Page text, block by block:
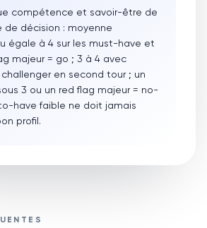
compétence et savoir-être de
de décision : moyenne
égale à 4 sur les must-have et
majeur = go ; 3 à 4 avec
challenger en second tour ; un
3 ou un red flag majeur = no-
have faible ne doit jamais
profil.